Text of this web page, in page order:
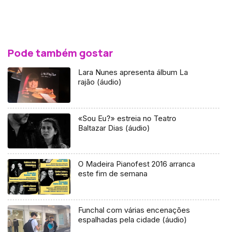
Pode também gostar
Lara Nunes apresenta álbum La
rajão (áudio)
«Sou Eu?» estreia no Teatro
Baltazar Dias (áudio)
O Madeira Pianofest 2016 arranca
este fim de semana
Funchal com várias encenações
espalhadas pela cidade (áudio)